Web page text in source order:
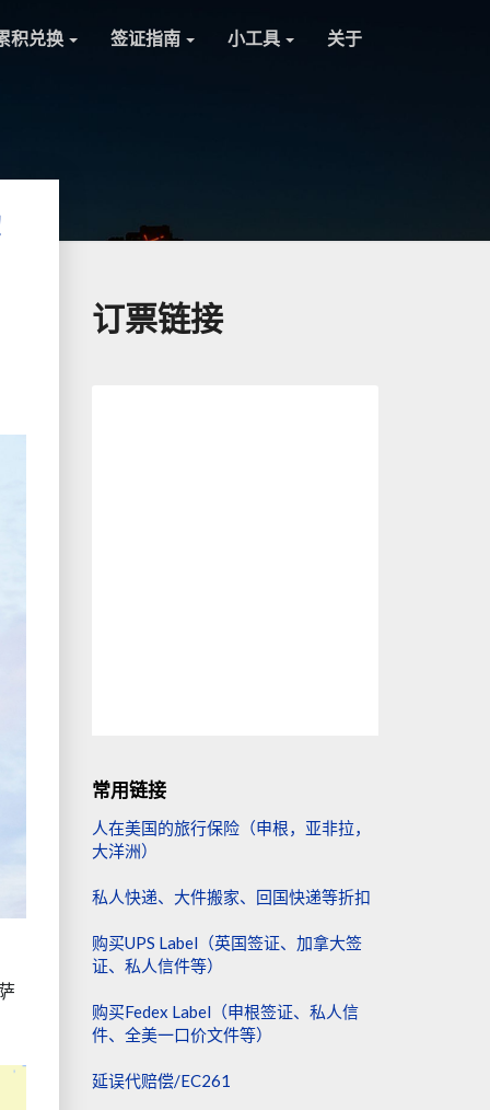
积兑换 签证指南 小工具 关于
订票链接
常用链接
人在美国的旅行保险（申根，亚非拉，
大洋洲）
私人快递、大件搬家、回国快递等折扣
购买UPS Label（英国签证、加拿大签
证、私人信件等）
购买Fedex Label（申根签证、私人信
件、全美一口价文件等）
延误代赔偿/EC261